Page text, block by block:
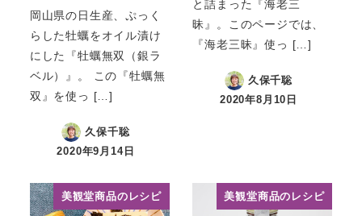
岡山県の日生産、ぷっく
らした牡蠣をオイル漬け
にした『牡蠣無双（銀ラ
ベル）』。 この『牡蠣無
双』を使っ […]
久保千聡
投稿日
2020年9月14日
と詰まった『海老三
昧』。このページでは、
『海老三昧』使っ […]
久保千聡
投稿日
2020年8月10日
美観堂商品のレシピ 美観堂商品のレシピ